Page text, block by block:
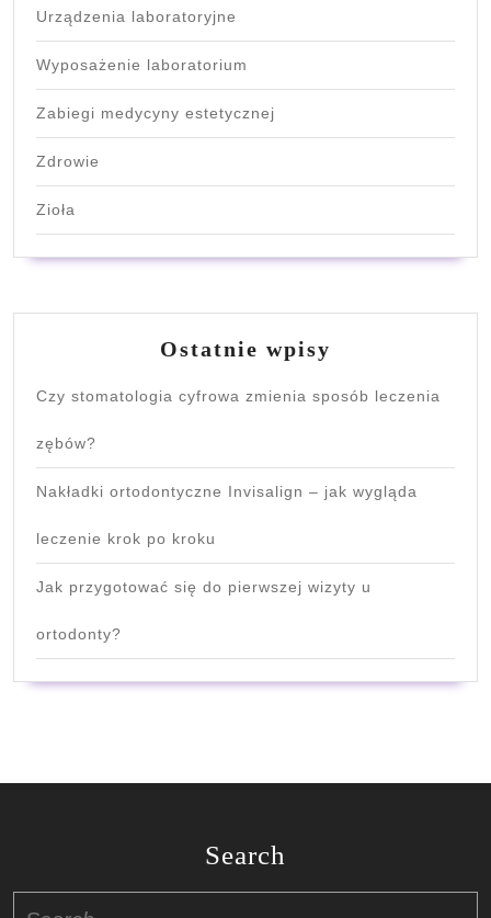
Urządzenia laboratoryjne
Wyposażenie laboratorium
Zabiegi medycyny estetycznej
Zdrowie
Zioła
Ostatnie wpisy
Czy stomatologia cyfrowa zmienia sposób leczenia
zębów?
Nakładki ortodontyczne Invisalign – jak wygląda
leczenie krok po kroku
Jak przygotować się do pierwszej wizyty u
ortodonty?
Search